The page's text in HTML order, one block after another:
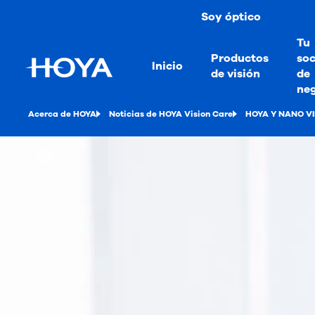
Soy óptico
Inicio
Productos
de visión
Tu
de
Acerca de HOYA Noticias de HOYA Vision Care HOYA Y NANO